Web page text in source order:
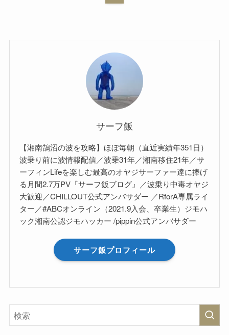
サーフ飯
【湘南鵠沼の波を攻略】ほぼ毎朝（直近実績年351日）
波乗り前に波情報配信／波乗31年／湘南移住21年／サ
ーフィンLifeを楽しむ最高のオヤジサーファー達に捧げ
る月間2.7万PV『サーフ飯ブログ』／波乗り中毒オヤジ
大歓迎／CHILLOUT公式アンバサダー ／RforA専属ライ
ター／#ABCオンライン（2021.9入会、卒業生）ジモハ
ック湘南公認ジモハッカー /pippin公式アンバサダー
サーフ飯プロフィール